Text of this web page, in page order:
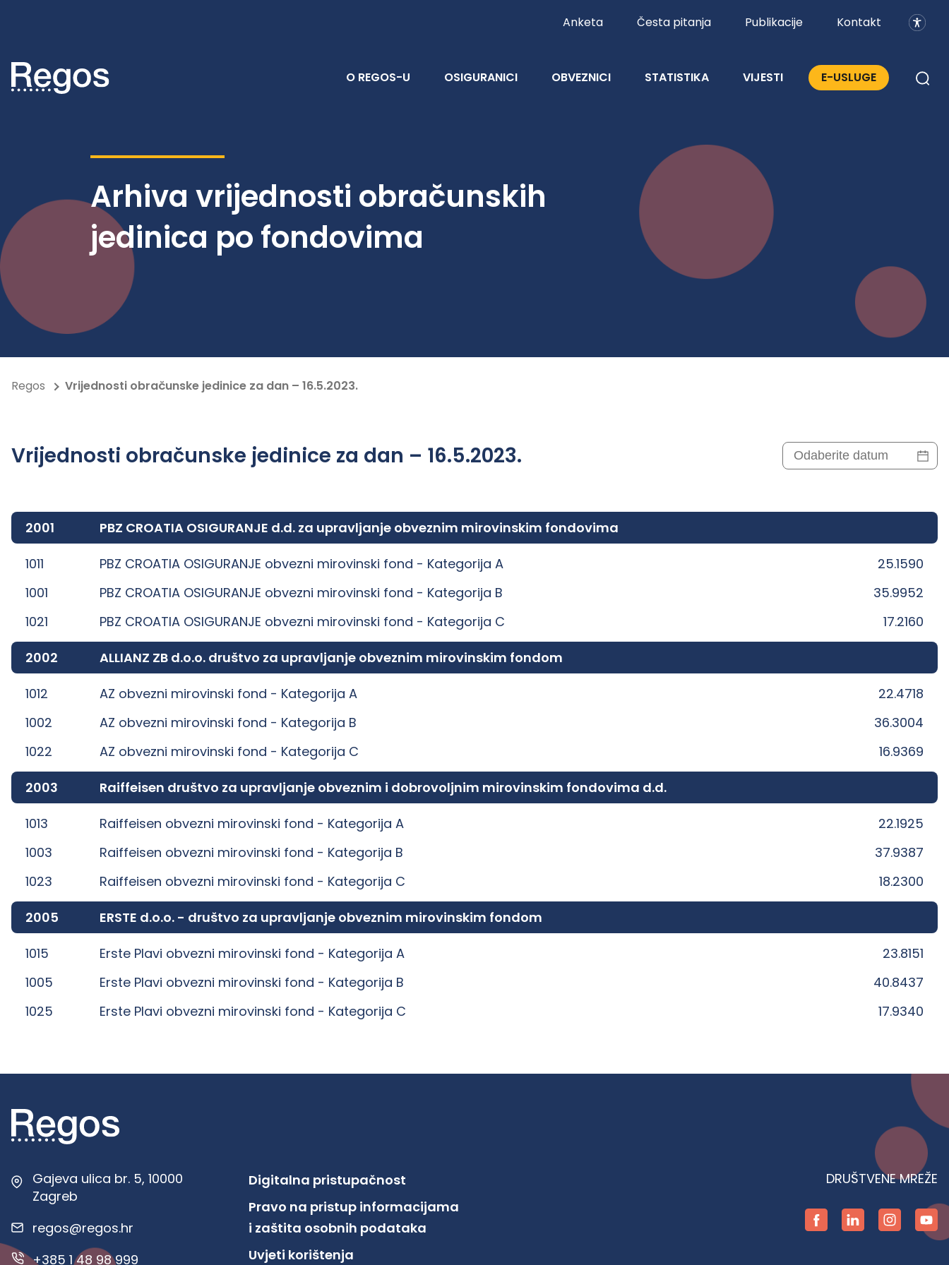
Anketa Česta pitanja Publikacije Kontakt
O REGOS-U OSIGURANICI OBVEZNICI STATISTIKA VIJESTI E-USLUGE
Arhiva vrijednosti obračunskih
jedinica po fondovima
Regos Vrijednosti obračunske jedinice za dan – 16.5.2023.
Vrijednosti obračunske jedinice za dan – 16.5.2023.
2001 PBZ CROATIA OSIGURANJE d.d. za upravljanje obveznim mirovinskim fondovima
1011 PBZ CROATIA OSIGURANJE obvezni mirovinski fond - Kategorija A
25.1590
1001
PBZ CROATIA OSIGURANJE obvezni mirovinski fond - Kategorija B
35.9952
1021
PBZ CROATIA OSIGURANJE obvezni mirovinski fond - Kategorija C 17.2160
2002 ALLIANZ ZB d.o.o. društvo za upravljanje obveznim mirovinskim fondom
1012 AZ obvezni mirovinski fond - Kategorija A
22.4718
1002
AZ obvezni mirovinski fond - Kategorija B
36.3004
1022
AZ obvezni mirovinski fond - Kategorija C 16.9369
2003 Raiffeisen društvo za upravljanje obveznim i dobrovoljnim mirovinskim fondovima d.d.
1013 Raiffeisen obvezni mirovinski fond - Kategorija A
22.1925
1003
Raiffeisen obvezni mirovinski fond - Kategorija B
37.9387
1023
Raiffeisen obvezni mirovinski fond - Kategorija C 18.2300
2005 ERSTE d.o.o. - društvo za upravljanje obveznim mirovinskim fondom
1015 Erste Plavi obvezni mirovinski fond - Kategorija A
23.8151
1005
Erste Plavi obvezni mirovinski fond - Kategorija B
40.8437
1025
Erste Plavi obvezni mirovinski fond - Kategorija C 17.9340
Gajeva ulica br. 5, 10000
Zagreb
regos@regos.hr
+385 1 48 98 999
Digitalna pristupačnost
Pravo na pristup informacijama
i zaštita osobnih podataka
Uvjeti korištenja
DRUŠTVENE MREŽE